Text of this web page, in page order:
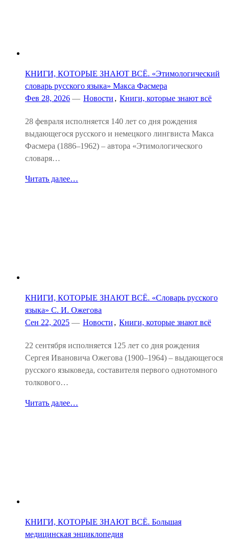
КНИГИ, КОТОРЫЕ ЗНАЮТ ВСЁ. «Этимологический
словарь русского языка» Макса Фасмера
Фев 28, 2026 — Новости , Книги, которые знают всё
28 февраля исполняется 140 лет со дня рождения
выдающегося русского и немецкого лингвиста Макса
Фасмера (1886–1962) – автора «Этимологического
словаря…
Читать далее…
КНИГИ, КОТОРЫЕ ЗНАЮТ ВСЁ. «Словарь русского
языка» С. И. Ожегова
Сен 22, 2025 — Новости , Книги, которые знают всё
22 сентября исполняется 125 лет со дня рождения
Сергея Ивановича Ожегова (1900–1964) – выдающегося
русского языковеда, составителя первого однотомного
толкового…
Читать далее…
КНИГИ, КОТОРЫЕ ЗНАЮТ ВСЁ. Большая
медицинская энциклопедия